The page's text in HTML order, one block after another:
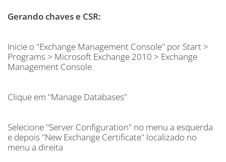
Gerando chaves e CSR:
Inicie o "Exchange Management Console" por Start >
Programs > Microsoft Exchange 2010 > Exchange
Management Console.
Clique em "Manage Databases"
Selecione "Server Configuration" no menu a esquerda
e depois "New Exchange Certificate" localizado no
menu a direita